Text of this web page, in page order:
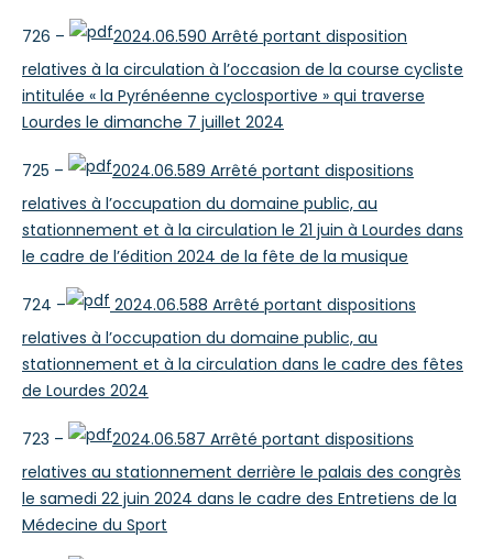
726 –
2024.06.590 Arrêté portant disposition
relatives à la circulation à l’occasion de la course cycliste
intitulée « la Pyrénéenne cyclosportive » qui traverse
Lourdes le dimanche 7 juillet 2024
725 –
2024.06.589 Arrêté portant dispositions
relatives à l’occupation du domaine public, au
stationnement et à la circulation le 21 juin à Lourdes dans
le cadre de l’édition 2024 de la fête de la musique
724 –
2024.06.588 Arrêté portant dispositions
relatives à l’occupation du domaine public, au
stationnement et à la circulation dans le cadre des fêtes
de Lourdes 2024
723 –
2024.06.587 Arrêté portant dispositions
relatives au stationnement derrière le palais des congrès
le samedi 22 juin 2024 dans le cadre des Entretiens de la
Médecine du Sport